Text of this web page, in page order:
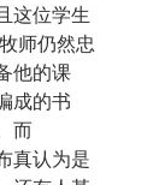
这位学生
师仍然忠
他的课
成的书
而
真认为是